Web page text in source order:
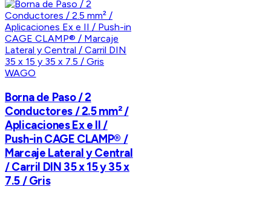
WAGO
Borna de Paso / 2
Conductores / 2.5 mm² /
Aplicaciones Ex e II /
Push-in CAGE CLAMP® /
Marcaje Lateral y Central
/ Carril DIN 35 x 15 y 35 x
7.5 / Gris